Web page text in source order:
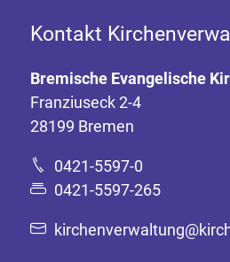
Kontakt
Bremische Evangelische
Franziuseck 2-4
28199 Bremen
0421-5597-0
0421-5597-265